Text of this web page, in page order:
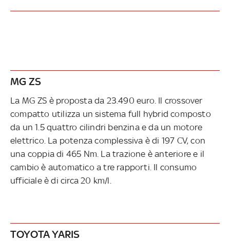
MG ZS
La MG ZS è proposta da 23.490 euro. Il crossover
compatto utilizza un sistema full hybrid composto
da un 1.5 quattro cilindri benzina e da un motore
elettrico. La potenza complessiva è di 197 CV, con
una coppia di 465 Nm. La trazione è anteriore e il
cambio è automatico a tre rapporti. Il consumo
ufficiale è di circa 20 km/l.
TOYOTA YARIS